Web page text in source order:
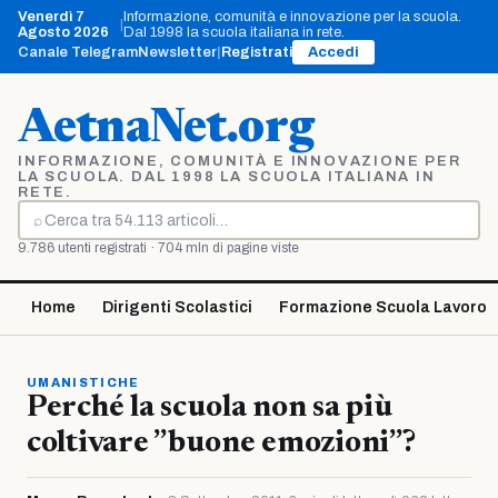
Vai
contenuto
Venerdì 7
Agosto 2026
Informazione, comunità e innovazione per la scuola.
Dal 1998 la scuola italiana in rete.
Canale TelegramNewsletter Registrati Accedi
AetnaNet.org
INFORMAZIONE, COMUNITÀ E INNOVAZIONE PER
LA SCUOLA. DAL 1998 LA SCUOLA ITALIANA IN
RETE.
⌕
Cerca
9.786 utenti registrati · 704 mln di pagine viste
Home Dirigenti Scolastici Formazione Scuola Lavoro
UMANISTICHE
Perché la scuola non sa più
coltivare ”buone emozioni”?